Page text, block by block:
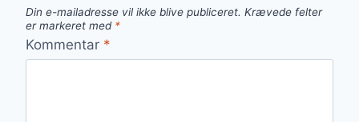
Din e-mailadresse vil ikke blive publiceret. Krævede felter
er markeret med *
Kommentar *